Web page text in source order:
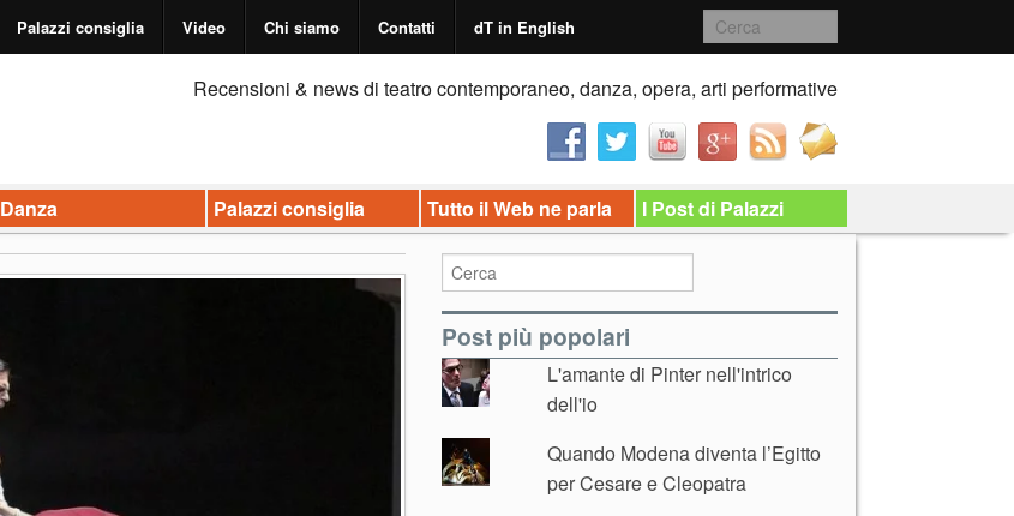
Palazzi consiglia Video Chi siamo Contatti dT in English
Recensioni & news di teatro contemporaneo, danza, opera, arti performative
Danza Palazzi consiglia Tutto il Web ne parla I Post di Palazzi
Post più popolari
L'amante di Pinter nell'intrico
dell'io
Quando Modena diventa l’Egitto
per Cesare e Cleopatra